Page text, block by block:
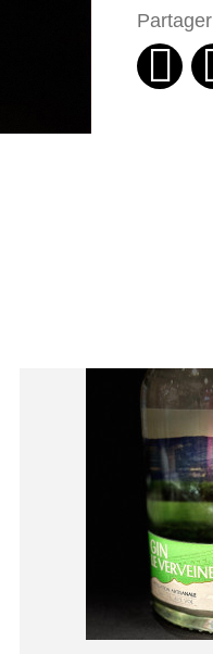
Partager